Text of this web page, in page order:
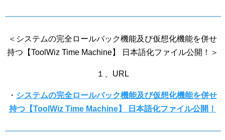
＜システムの完全ロールバック機能及び仮想化機能を併せ
持つ【ToolWiz Time Machine】 日本語化ファイル公開！＞
１、URL
・ システムの完全ロールバック機能及び仮想化機能を併せ
持つ【ToolWiz Time Machine】 日本語化ファイル公開！